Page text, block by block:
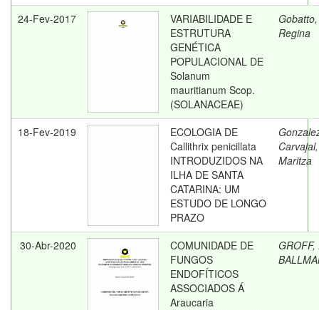
24-Fev-2017
VARIABILIDADE E
ESTRUTURA
GENÉTICA
POPULACIONAL DE
Solanum
mauritianum Scop.
(SOLANACEAE)
Regina
18-Fev-2019
ECOLOGIA DE
Callithrix penicillata
INTRODUZIDOS NA
ILHA DE SANTA
CATARINA: UM
ESTUDO DE LONGO
PRAZO
Maritza
30-Abr-2020
COMUNIDADE DE
FUNGOS
ENDOFÍTICOS
ASSOCIADOS Á
Araucaria
GROFF,